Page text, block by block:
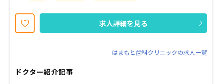
求人詳細を見る
はまもと歯科クリニックの求人一覧
ドクター紹介記事